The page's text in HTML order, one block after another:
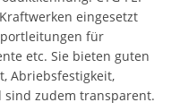
eingesetzt
für
etc. Sie bieten guten
Abriebsfestigkeit,
sind zudem transparent.